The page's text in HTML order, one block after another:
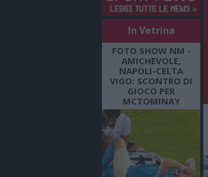
In Vetrina
FOTO SHOW NM -
AMICHEVOLE,
NAPOLI-CELTA
VIGO: SCONTRO DI
GIOCO PER
MCTOMINAY